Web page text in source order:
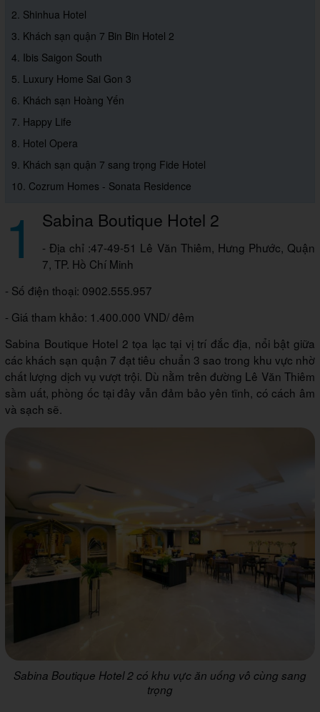
2. Shinhua Hotel
3. Khách sạn quận 7 Bin Bin Hotel 2
4. Ibis Saigon South
5. Luxury Home Sai Gon 3
6. Khách sạn Hoàng Yến
7. Happy Life
8. Hotel Opera
9. Khách sạn quận 7 sang trọng Fide Hotel
10. Cozrum Homes - Sonata Residence
1 Sabina Boutique Hotel 2
- Địa chỉ :47-49-51 Lê Văn Thiêm, Hưng Phước, Quận
7, TP. Hồ Chí Minh
- Số điện thoại: 0902.555.957
- Giá tham khảo: 1.400.000 VND/ đêm
Sabina Boutique Hotel 2 tọa lạc tại vị trí đắc địa, nổi bật giữa
các khách sạn quận 7 đạt tiêu chuẩn 3 sao trong khu vực nhờ
chất lượng dịch vụ vượt trội. Dù nằm trên đường Lê Văn Thiêm
sầm uất, phòng ốc tại đây vẫn đảm bảo yên tĩnh, có cách âm
và sạch sẽ.
Sabina Boutique Hotel 2 có khu vực ăn uống vô cùng sang
trọng